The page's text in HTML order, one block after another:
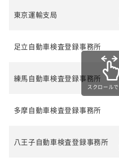
東京運輸支局
足立自動車検査登録事務所
練馬自動車検査登録事務所
多摩自動車検査登録事務所
八王子自動車検査登録事務所
スクロール